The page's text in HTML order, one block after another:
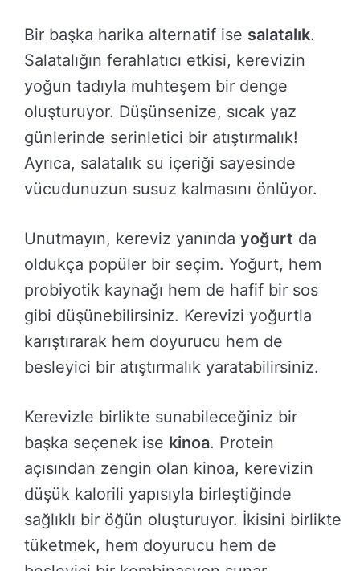
Bir başka harika alternatif ise salatalık.
Salatalığın ferahlatıcı etkisi, kerevizin
yoğun tadıyla muhteşem bir denge
oluşturuyor. Düşünsenize, sıcak yaz
günlerinde serinletici bir atıştırmalık!
Ayrıca, salatalık su içeriği sayesinde
vücudunuzun susuz kalmasını önlüyor.
Unutmayın, kereviz yanında yoğurt da
oldukça popüler bir seçim. Yoğurt, hem
probiyotik kaynağı hem de hafif bir sos
gibi düşünebilirsiniz. Kerevizi yoğurtla
karıştırarak hem doyurucu hem de
besleyici bir atıştırmalık yaratabilirsiniz.
Kerevizle birlikte sunabileceğiniz bir
başka seçenek ise kinoa. Protein
açısından zengin olan kinoa, kerevizin
düşük kalorili yapısıyla birleştiğinde
sağlıklı bir öğün oluşturuyor. İkisini birlikte
tüketmek, hem doyurucu hem de